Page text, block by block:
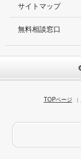
サイトマップ
無料相談窓口
TOPページ